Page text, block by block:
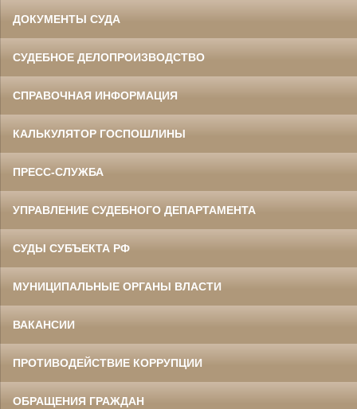
ДОКУМЕНТЫ СУДА
СУДЕБНОЕ ДЕЛОПРОИЗВОДСТВО
СПРАВОЧНАЯ ИНФОРМАЦИЯ
КАЛЬКУЛЯТОР ГОСПОШЛИНЫ
ПРЕСС-СЛУЖБА
УПРАВЛЕНИЕ СУДЕБНОГО ДЕПАРТАМЕНТА
СУДЫ СУБЪЕКТА РФ
МУНИЦИПАЛЬНЫЕ ОРГАНЫ ВЛАСТИ
ВАКАНСИИ
ПРОТИВОДЕЙСТВИЕ КОРРУПЦИИ
ОБРАЩЕНИЯ ГРАЖДАН